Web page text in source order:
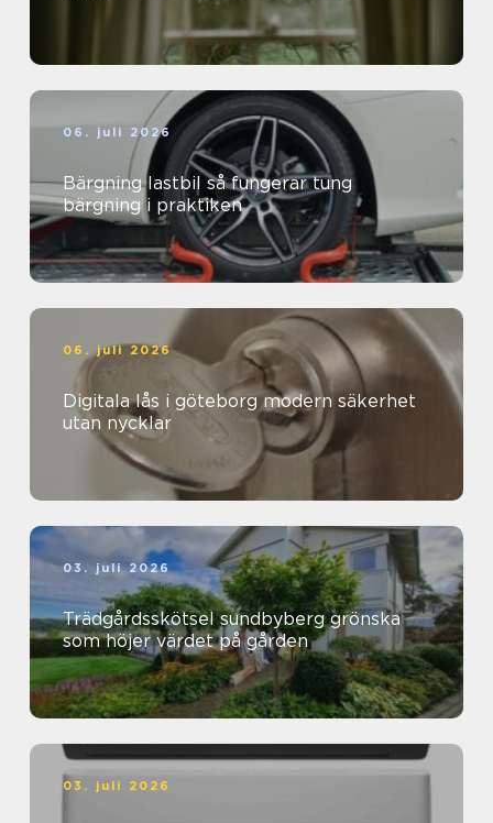
06. juli 2026
Bärgning lastbil så fungerar tung
bärgning i praktiken
06. juli 2026
Digitala lås i göteborg modern säkerhet
utan nycklar
03. juli 2026
Trädgårdsskötsel sundbyberg grönska
som höjer värdet på gården
03. juli 2026